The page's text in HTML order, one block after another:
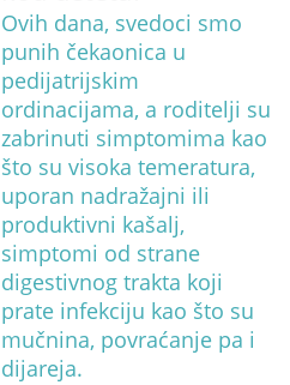
Ovih dana, svedoci smo
punih čekaonica u
pedijatrijskim
ordinacijama, a roditelji su
zabrinuti simptomima kao
što su visoka temeratura,
uporan nadražajni ili
produktivni kašalj,
simptomi od strane
digestivnog trakta koji
prate infekciju kao što su
mučnina, povraćanje pa i
dijareja.